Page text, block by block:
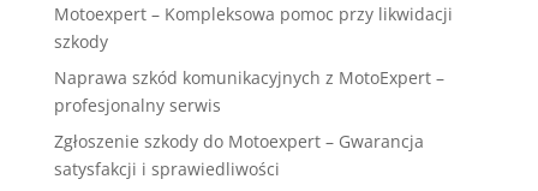
Motoexpert – Kompleksowa pomoc przy likwidacji
szkody
Naprawa szkód komunikacyjnych z MotoExpert –
profesjonalny serwis
Zgłoszenie szkody do Motoexpert – Gwarancja
satysfakcji i sprawiedliwości